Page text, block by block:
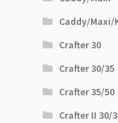
Caddy/Maxi/
Crafter 30
Crafter 30/35
Crafter 35/50
Crafter II 30/